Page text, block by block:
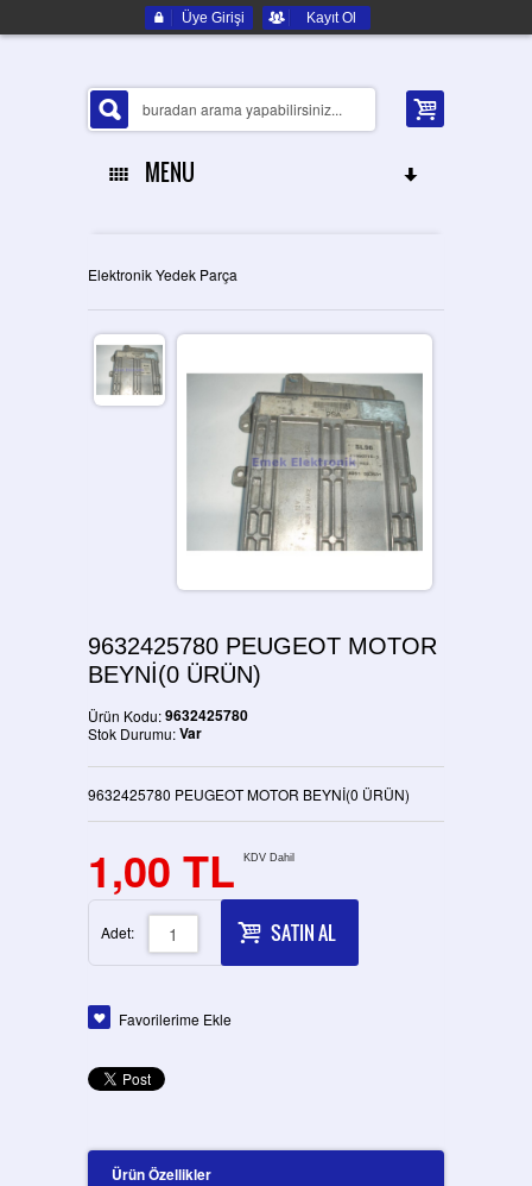
Üye Girişi Kayıt Ol
MENU
ELEKTRONIK YEDEK PARÇA
İLETIŞIM
Elektronik Yedek Parça
9632425780 PEUGEOT MOTOR
BEYNİ(0 ÜRÜN)
Ürün Kodu:9632425780
Stok Durumu:Var
9632425780 PEUGEOT MOTOR BEYNİ(0 ÜRÜN)
1,00 TL KDV Dahil
Adet: SATIN AL
Favorilerime Ekle
Ürün Özellikler